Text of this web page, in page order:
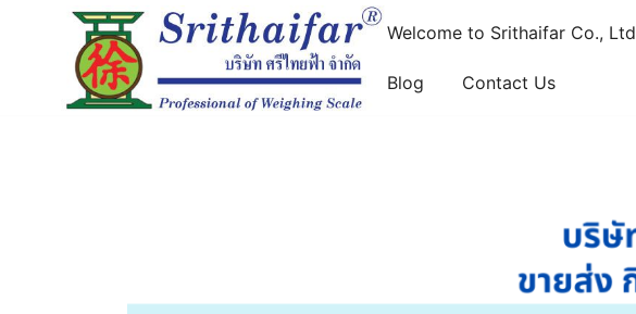
Welcome to Srithaifar Co., Ltd
Blog Contact Us